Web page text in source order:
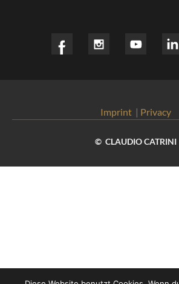
Imprint| Privacy
© CLAUDIO CATRINI